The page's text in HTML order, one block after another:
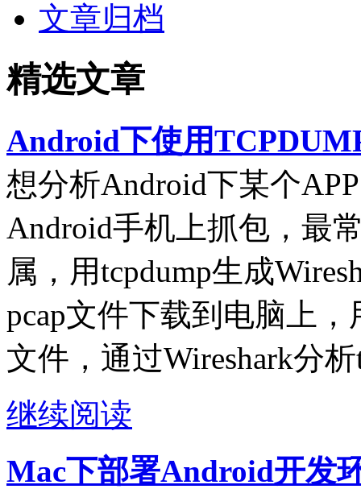
文章归档
精选文章
Android下使用
想分析Android下某个
Android手机上抓包，最
属，用tcpdump生成
pcap文件下载到电脑上，
文件，通过Wireshark分
继续阅读
Mac下部署Android开发